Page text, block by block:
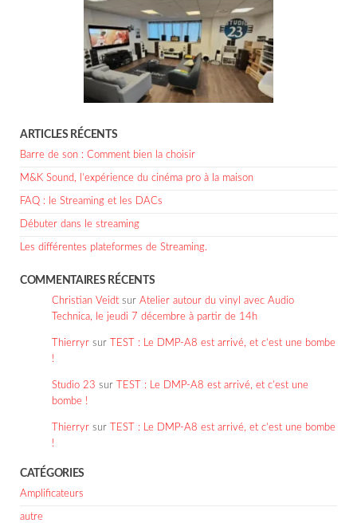
ARTICLES RÉCENTS
Barre de son : Comment bien la choisir
M&K Sound, l’expérience du cinéma pro à la maison
FAQ : le Streaming et les DACs
Débuter dans le streaming
Les différentes plateformes de Streaming.
COMMENTAIRES RÉCENTS
Christian Veidt sur Atelier autour du vinyl avec Audio
Technica, le jeudi 7 décembre à partir de 14h
Thierryr sur
TEST : Le DMP-A8 est arrivé, et c’est une bombe
!
Studio 23 sur
TEST : Le DMP-A8 est arrivé, et c’est une
bombe !
Thierryr sur
TEST : Le DMP-A8 est arrivé, et c’est une bombe
!
CATÉGORIES
Amplificateurs
autre